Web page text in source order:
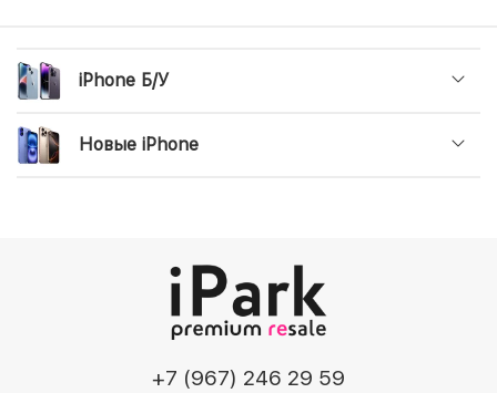
iPhone Б/У
Новые iPhone
+7 (967) 246 29 59